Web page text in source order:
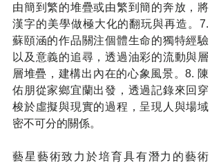
由簡到繁的堆疊或由繁到簡的奔放，將
漢字的美學做極大化的翻玩與再造。7.
蘇頤涵的作品關注個體生命的獨特經驗
以及意義的追尋，透過油彩的流動與層
層堆疊，建構出內在的心象風景。8. 陳
佑朋從家鄉宜蘭出發，透過記錄來回穿
梭於虛擬與現實的過程，呈現人與場域
密不可分的關係。
藝星藝術致力於培育具有潛力的藝術